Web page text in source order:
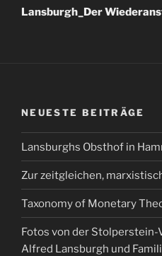
Beitrag
Lansburgh_Der
NEUESTE BEITRÄGE
Lansburghs Obsthof in
Zur zeitgleichen,
Taxonomy of Monetary
Fotos von der
Alfred Lansburgh und